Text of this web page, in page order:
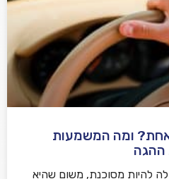
אחת? ומה המשמעות
ההגה
להיות מסוכנת, משום שהיא